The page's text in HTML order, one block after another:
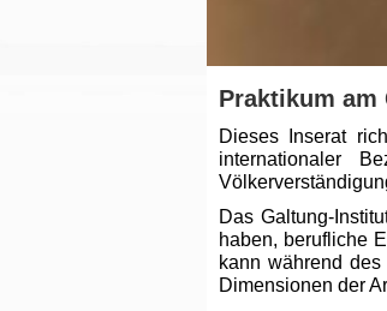
Praktikum
Dieses Inserat
internationaler
Das Galtung-
haben, berufliche
kann während
Dimensionen der